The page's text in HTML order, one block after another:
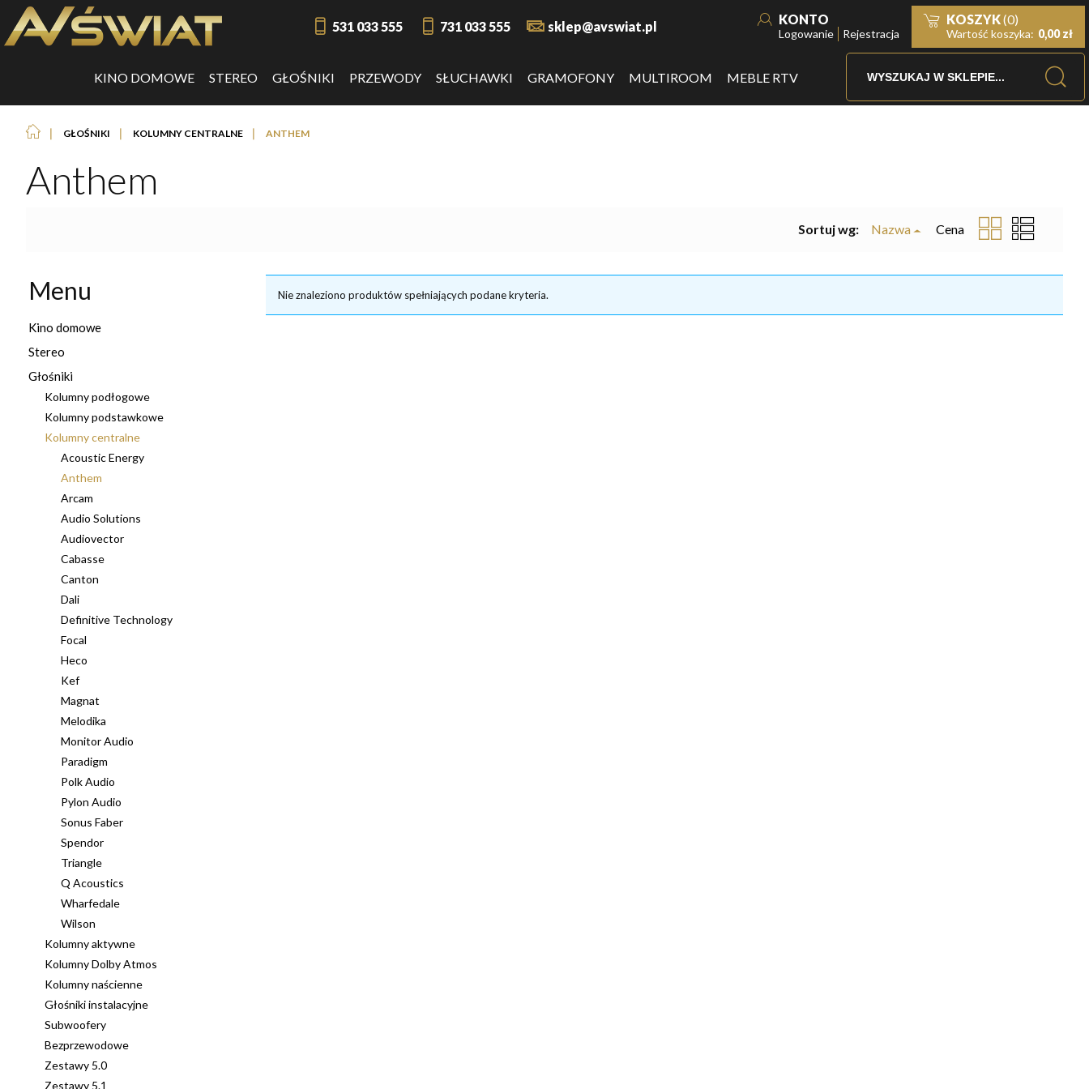
531 033 555 731 033 555 sklep@avswiat.pl KONTO
Logowanie Rejestracja
KOSZYK(0)
Wartość koszyka: 0,00 zł
KINO DOMOWE STEREO GŁOŚNIKI PRZEWODY SŁUCHAWKI GRAMOFONY MULTIROOM MEBLE RTV
❘ GŁOŚNIKI ❘ KOLUMNY CENTRALNE ❘ ANTHEM
Anthem
Sortuj wg: Nazwa Cena
Menu
Kino domowe
Stereo
Głośniki
Kolumny podłogowe
Kolumny podstawkowe
Kolumny centralne
Acoustic Energy
Anthem
Arcam
Audio Solutions
Audiovector
Cabasse
Canton
Dali
Definitive Technology
Focal
Heco
Kef
Magnat
Melodika
Monitor Audio
Paradigm
Polk Audio
Pylon Audio
Sonus Faber
Spendor
Triangle
Q Acoustics
Wharfedale
Wilson
Kolumny aktywne
Kolumny Dolby Atmos
Kolumny naścienne
Głośniki instalacyjne
Subwoofery
Bezprzewodowe
Zestawy 5.0
Zestawy 5.1
Nie znaleziono produktów spełniających podane kryteria.